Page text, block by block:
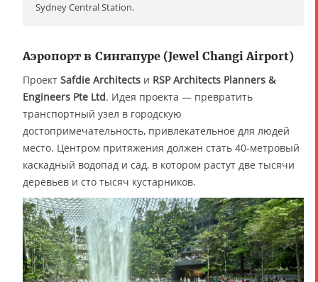
Sydney Central Station.
Аэропорт в Сингапуре (Jewel Changi Airport)
Проект Safdie Architects и RSP Architects Planners &
Engineers Pte Ltd. Идея проекта — превратить
транспортный узел в городскую
достопримечательность, привлекательное для людей
место. Центром притяжения должен стать 40-метровый
каскадный водопад и сад, в котором растут две тысячи
деревьев и сто тысяч кустарников.